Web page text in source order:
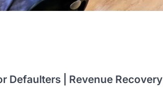
Defaulters | Revenue Recovery